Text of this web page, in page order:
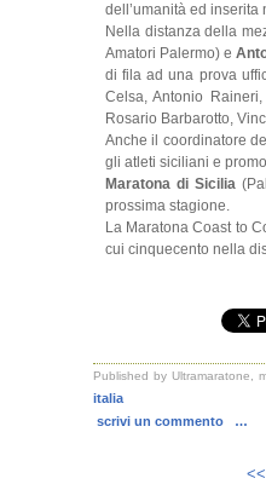
dell’umanità ed inserita
Nella distanza della
Amatori Palermo) e
di fila ad una prova
Celsa, Antonio
Rosario Barbarotto,
Anche il coordinatore
gli atleti siciliani e
Maratona di Sicilia
prossima stagione.
La Maratona Coast to
cui cinquecento nella
Published by Ultramaratone,
italia
scrivi un commento
…